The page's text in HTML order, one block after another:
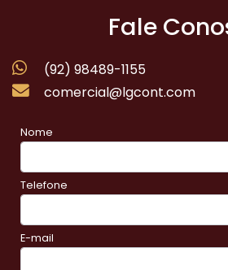
Fale
(92) 98489-1155
comercial@lgcont.com
Nome
Telefone
E-mail